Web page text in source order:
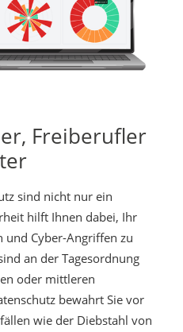
Freiberufler
sind nicht nur ein
hilft Ihnen dabei, Ihr
und Cyber-Angriffen zu
an der Tagesordnung
oder mittleren
bewahrt Sie vor
wie der Diebstahl von